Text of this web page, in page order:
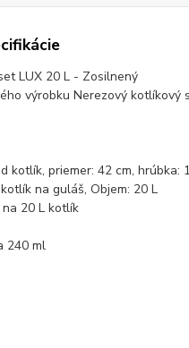
LUX 20 L - Zosilnený
výrobku Nerezový kotlíkový
kotlík, priemer: 42 cm, hrúbka:
na guláš, Objem: 20 L
20 L kotlík
240 ml